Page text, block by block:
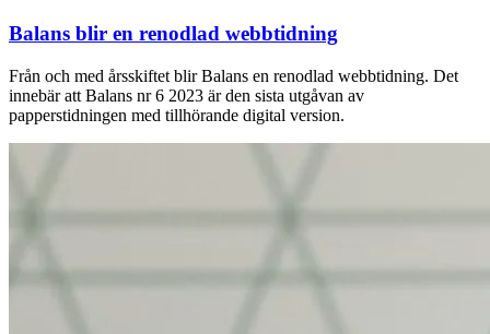
Balans blir en renodlad webbtidning
Från och med årsskiftet blir Balans en renodlad webbtidning. Det
innebär att Balans nr 6 2023 är den sista utgåvan av
papperstidningen med tillhörande digital version.